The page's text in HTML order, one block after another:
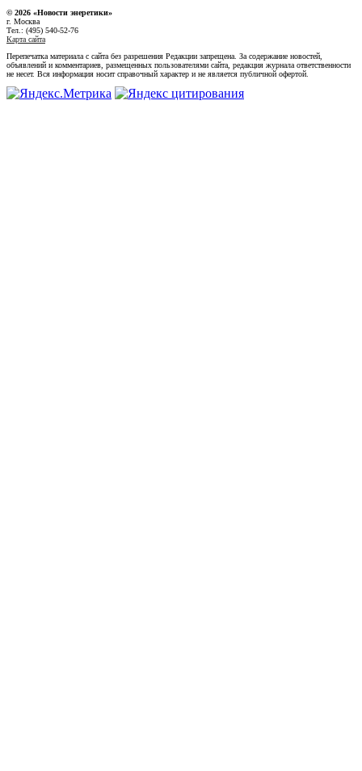
© 2026 «Новости энеретики»
г. Москва
Тел.: (495) 540-52-76
Карта сайта
Перепечатка материала с сайта без разрешения Редакции запрещена. За содержание новостей,
объявлений и комментариев, размещенных пользователями сайта, редакция журнала ответственности
не несет. Вся информация носит справочный характер и не является публичной офертой.